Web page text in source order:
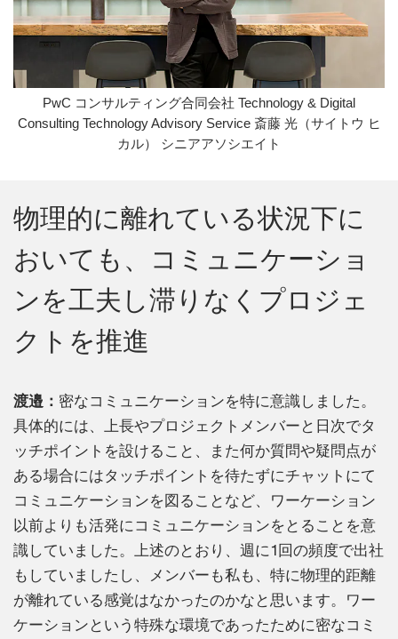
PwC コンサルティング合同会社 Technology & Digital
Consulting Technology Advisory Service 斎藤 光（サイトウ ヒ
カル） シニアアソシエイト
物理的に離れている状況下に
おいても、コミュニケーショ
ンを工夫し滞りなくプロジェ
クトを推進
渡邉： 密なコミュニケーションを特に意識しました。
具体的には、上長やプロジェクトメンバーと日次でタ
ッチポイントを設けること、また何か質問や疑問点が
ある場合にはタッチポイントを待たずにチャットにて
コミュニケーションを図ることなど、ワーケーション
以前よりも活発にコミュニケーションをとることを意
識していました。上述のとおり、週に1回の頻度で出社
もしていましたし、メンバーも私も、特に物理的距離
が離れている感覚はなかったのかなと思います。ワー
ケーションという特殊な環境であったために密なコミ